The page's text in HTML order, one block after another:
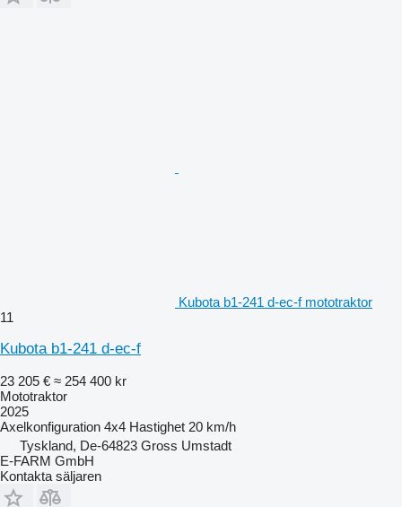
Kubota b1-241 d-ec-f mototraktor
11
Kubota b1-241 d-ec-f
23 205 € ≈ 254 400 kr
Mototraktor
2025
Axelkonfiguration 4x4 Hastighet 20 km/h
Tyskland, De-64823 Gross Umstadt
E-FARM GmbH
Kontakta säljaren